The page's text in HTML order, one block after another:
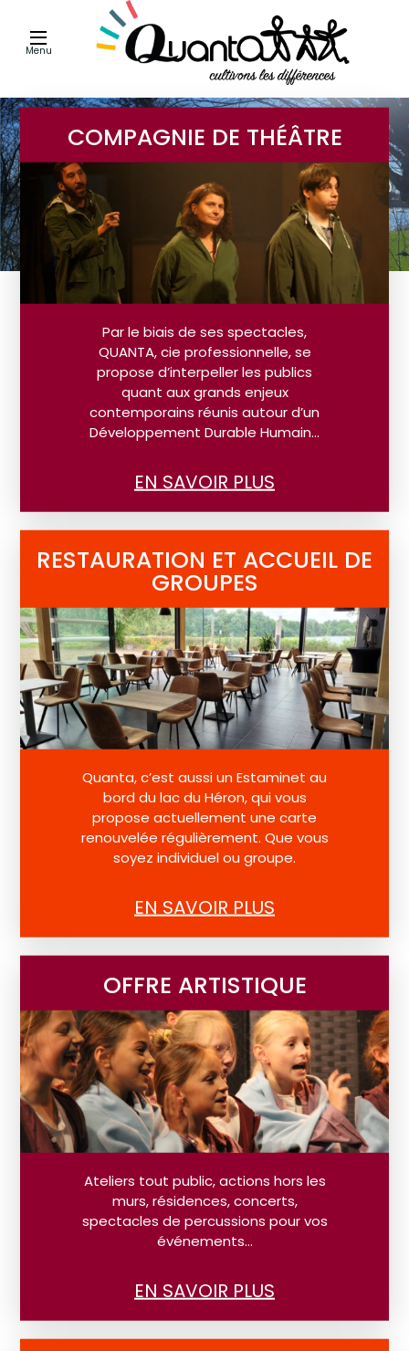
Menu
COMPAGNIE DE THÉÂTRE
Par le biais de ses spectacles,
QUANTA, cie professionnelle, se
propose d’interpeller les publics
quant aux grands enjeux
contemporains réunis autour d’un
Développement Durable Humain…
EN SAVOIR PLUS
RESTAURATION ET ACCUEIL DE
GROUPES
Quanta, c’est aussi un Estaminet au
bord du lac du Héron, qui vous
propose actuellement une carte
renouvelée régulièrement. Que vous
soyez individuel ou groupe.
EN SAVOIR PLUS
OFFRE ARTISTIQUE
Ateliers tout public, actions hors les
murs, résidences, concerts,
spectacles de percussions pour vos
événements…
EN SAVOIR PLUS